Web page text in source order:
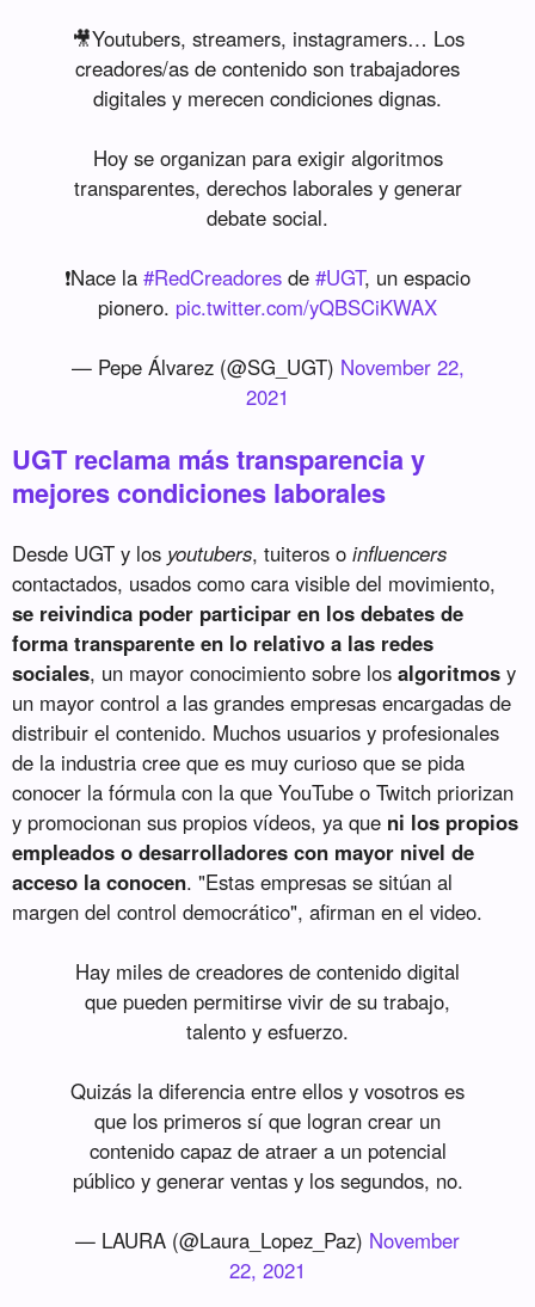
🎥Youtubers, streamers, instagramers… Los
creadores/as de contenido son trabajadores
digitales y merecen condiciones dignas.
Hoy se organizan para exigir algoritmos
transparentes, derechos laborales y generar
debate social.
❗️Nace la #RedCreadores de #UGT, un espacio
pionero. pic.twitter.com/yQBSCiKWAX
— Pepe Álvarez (@SG_UGT) November 22,
2021
UGT reclama más transparencia y
mejores condiciones laborales
Desde UGT y los youtubers, tuiteros oinfluencers
contactados, usados como cara visible del movimiento,
se reivindica poder participar en los debates de
forma transparente en lo relativo a las redes
sociales, un mayor conocimiento sobre losalgoritmos y
un mayor control a las grandes empresas encargadas de
distribuir el contenido. Muchos usuarios y profesionales
de la industria cree que es muy curioso que se pida
conocer la fórmula con la que YouTube o Twitch priorizan
y promocionan sus propios vídeos, ya que ni los propios
empleados o desarrolladores con mayor nivel de
acceso la conocen. "Estas empresas se sitúan al
margen del control democrático", afirman en el video.
Hay miles de creadores de contenido digital
que pueden permitirse vivir de su trabajo,
talento y esfuerzo.
Quizás la diferencia entre ellos y vosotros es
que los primeros sí que logran crear un
contenido capaz de atraer a un potencial
público y generar ventas y los segundos, no.
— LAURA (@Laura_Lopez_Paz) November
22, 2021